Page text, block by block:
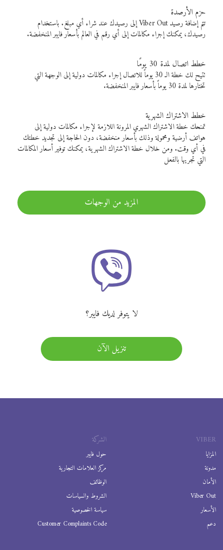
حزم الأرصدة
تتم إضافة رصيد Viber Out إلى رصيدك عند شراء أي مبلغ. باستخدام
رصيدك، يمكنك إجراء مكالمات إلى أي رقم في العالم بأسعار فايبر المنخفضة.
خطط اتصال لمدة 30 يومًا
تتيح لك خطة الـ 30 يوماً للاتصال إجراء مكالمات دولية إلى الوجهة التي
تختارها لمدة 30 يوماً بأسعار فايبر المنخفضة.
خطط الاشتراك الشهرية
تمنحك خطة الاشتراك الشهري المرونة اللازمة لإجراء مكالمات دولية إلى
هواتف أرضية ومحمولة وذلك بأسعار منخفضة، دون الحاجة إلى تجديد خطتك
في أي وقت. ومن خلال خطة الاشتراك الشهرية، يمكنك توفير أسعار المكالمات
التي تجريها بالفعل
المزيد من الوجهات
لا يتوفر لديك فايبر؟
تنزيل الآن
VIBER
المزايا
مدونة
الأمان
Viber Out
الأسعار
دعم
الشركة
حول فايبر
مركز العلامات التجارية
الوظائف
الشروط والسياسات
سياسة الخصوصية
Customer Complaints Code